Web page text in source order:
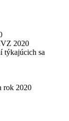
2020
týkajúcich sa
rok 2020